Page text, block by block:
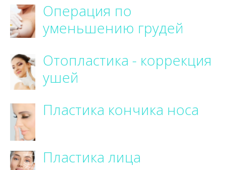
Операция по
уменьшению грудей
Отопластика - коррекция
ушей
Пластика кончика носа
Пластика лица